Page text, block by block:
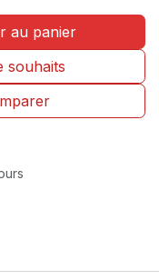
au panier
souhaits